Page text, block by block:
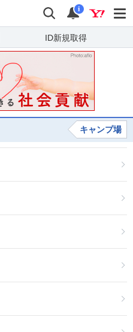
検索 通知
i
ID新規取得
キャンプ場